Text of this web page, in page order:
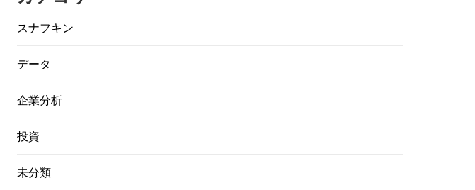
スナフキン
データ
企業分析
投資
未分類